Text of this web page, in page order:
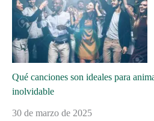
Qué canciones son ideales para
inolvidable
30 de marzo de 2025